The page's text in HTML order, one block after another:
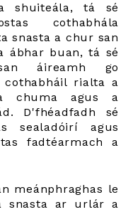
shuiteála, tá sé
cothabhála
snasta a chur san
ábhar buan, tá sé
áireamh go
cothabháil rialta a
chuma agus a
D'fhéadfadh sé
sealadóirí agus
fadtéarmach a
meánphraghas le
snasta ar urlár a